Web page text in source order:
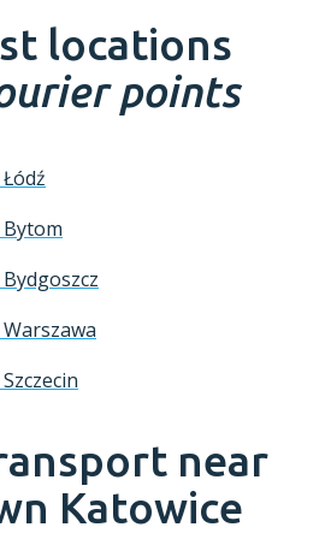
locations
points
near
Katowice